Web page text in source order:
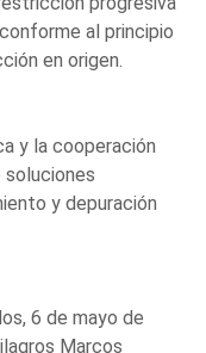
al principio
en origen.
y la cooperación
soluciones
y depuración
6 de mayo de
Marcos